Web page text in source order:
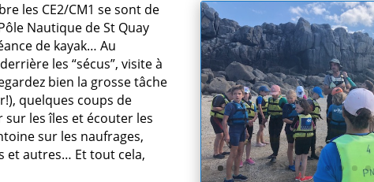
les CE2/CM1 se sont de
Nautique de St Quay
de kayak… Au
les “sécus”, visite à
bien la grosse tâche
quelques coups de
les îles et écouter les
sur les naufrages,
et autres… Et tout cela,